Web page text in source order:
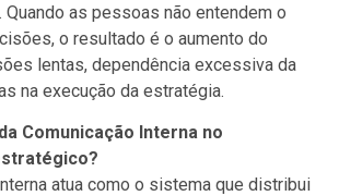
. Quando as pessoas não entendem o
o resultado é o aumento do
lentas, dependência excessiva da
na execução da estratégia.
Comunicação Interna no
atua como o sistema que distribui